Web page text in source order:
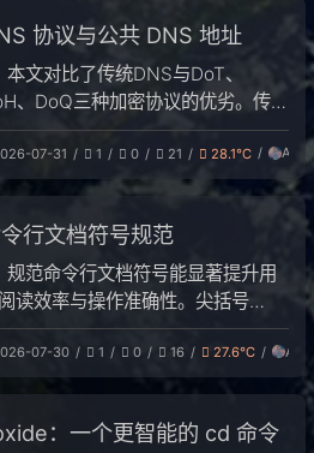
推荐蛇形。此外，规范了布尔变量
缀、常量全大写写法，涵盖 Go、
等语言特性，并强调项目内风格
、杜绝随意缩写及过长命名，旨在
代码可读性与维护效率。
协议与公共 DNS 地址
本文对比了传统DNS与DoT、
、DoQ三种加密协议的优劣。传统
兼容性最强但存在安全隐患；DoT
全局加密但易被端口封锁；DoH伪
性高难以拦截但开销大；DoQ抗丢包
、Cloudflare等国内外主流公共
服务地址，并提供了各协议下的配
写格式，帮助用户根据网络环境选
适的解析方案。
07-31 1 0 21 28.1℃ Antx
行文档符号规范
规范命令行文档符号能显著提升用
读效率与操作准确性。尖括号
代表必填占位参数，方括号`[]`代
选参数，大括号`{}`限定固定取值
。竖线`|`表示互斥多选一，省略
项`-`与长选项`--`。此外，文档
07-30 1 0 16 27.6℃ Antx
：一个更智能的 cd 命令